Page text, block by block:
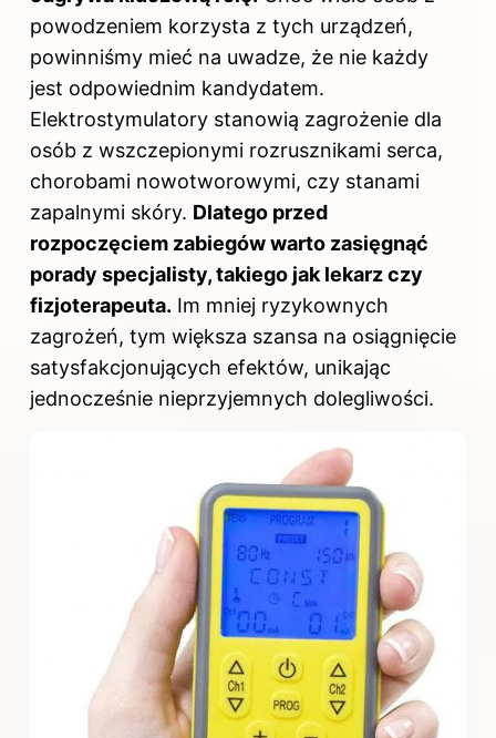
powodzeniem korzysta z tych urządzeń,
powinniśmy mieć na uwadze, że nie każdy
jest odpowiednim kandydatem.
Elektrostymulatory stanowią zagrożenie dla
osób z wszczepionymi rozrusznikami serca,
chorobami nowotworowymi, czy stanami
zapalnymi skóry. Dlatego przed
rozpoczęciem zabiegów warto zasięgnąć
porady specjalisty, takiego jak lekarz czy
fizjoterapeuta. Im mniej ryzykownych
zagrożeń, tym większa szansa na osiągnięcie
satysfakcjonujących efektów, unikając
jednocześnie nieprzyjemnych dolegliwości.